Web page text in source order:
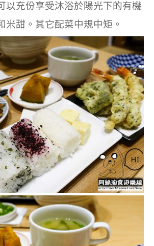
以充份享受沐浴於陽光下的有機
米甜。其它配菜中規中矩。